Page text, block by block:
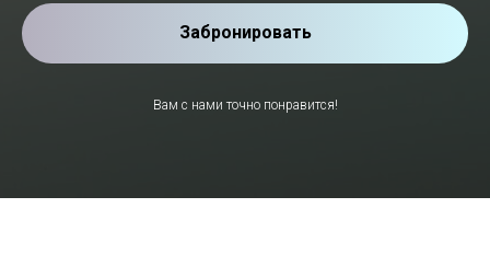
Забронировать
Вам с нами точно понравится!